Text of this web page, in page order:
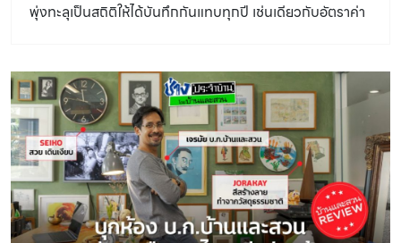
พุ่งทะลุเป็นสถิติให้ได้บันทึกกันแทบทุกปี เช่นเดียวกับอัตราค่า